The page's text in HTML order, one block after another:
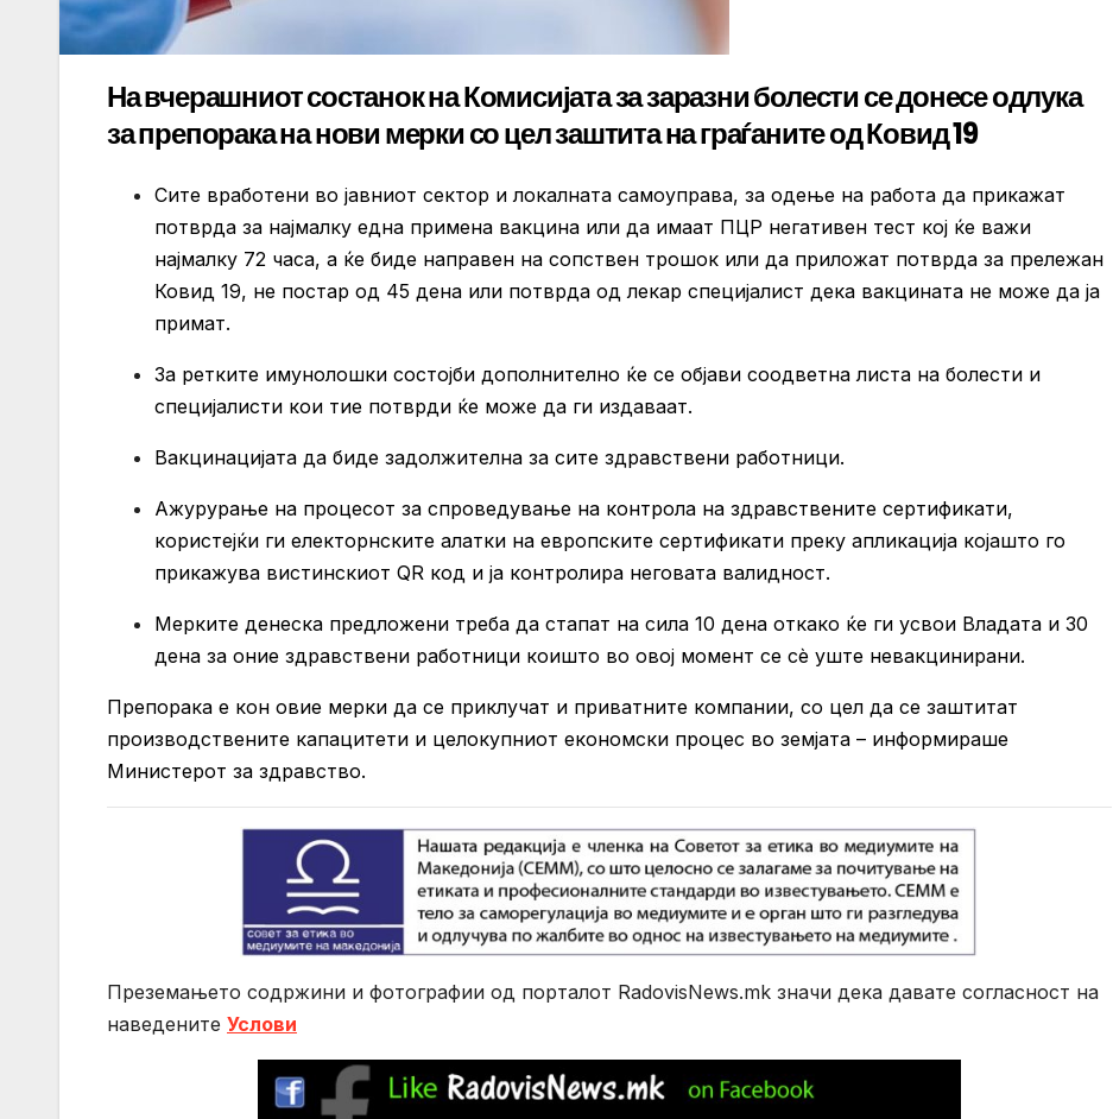
На вчерашниот состанок на Комисијата за заразни болести се донесе одлука
за препорака на нови мерки со цел заштита на граѓаните од Ковид 19
Сите вработени во јавниот сектор и локалната самоуправа, за одење на работа да прикажат
потврда за најмалку една примена вакцина или да имаат ПЦР негативен тест кој ќе важи
најмалку 72 часа, а ќе биде направен на сопствен трошок или да приложат потврда за прележан
Ковид 19, не постар од 45 дена или потврда од лекар специјалист дека вакцината не може да ја
примат.
За ретките имунолошки состојби дополнително ќе се објави соодветна листа на болести и
специјалисти кои тие потврди ќе може да ги издаваат.
Вакцинацијата да биде задолжителна за сите здравствени работници.
Ажурурање на процесот за спроведување на контрола на здравствените сертификати,
користејќи ги електорнските алатки на европските сертификати преку апликација којашто го
прикажува вистинскиот QR код и ја контролира неговата валидност.
Мерките денеска предложени треба да стапат на сила 10 дена откако ќе ги усвои Владата и 30
дена за оние здравствени работници коишто во овој момент се сѐ уште невакцинирани.
Препорака е кон овие мерки да се приклучат и приватните компании, со цел да се заштитат
производствените капацитети и целокупниот економски процес во земјата – информираше
Министерот за здравство.
Преземањето содржини и фотографии од порталот RadovisNews.mk значи дека давате согласност на
нaведените Услови